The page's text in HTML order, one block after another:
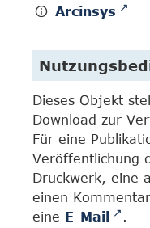
Arcinsys
Dieses Objekt
Download zur
Für eine
Veröffentlichung
Druckwerk, eine
einen
eine E-Mail
.